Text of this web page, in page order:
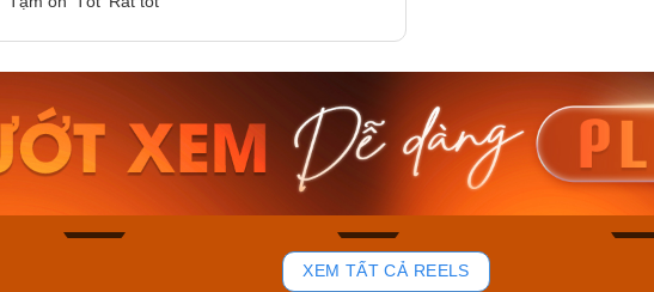
Casio Nam MTS-
115D-1AVDF
2.823.000₫
2.399.550₫
Mua ngay
43
Casio Nam MTS-
RS100L-1AVDF
4.276.000₫
3.634.600₫
Casio
230EL-
Mua
XEM TẤT CẢ REELS